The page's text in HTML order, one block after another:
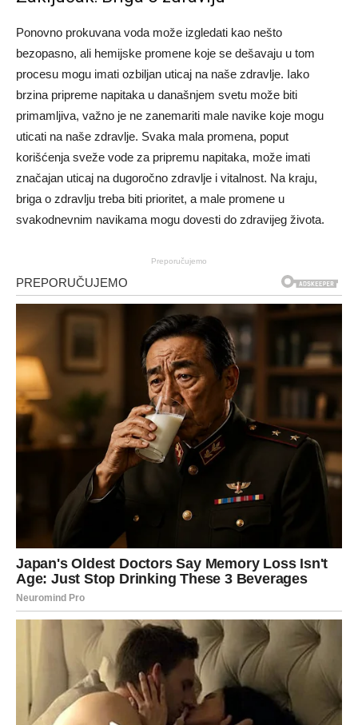
Ponovno prokuvana voda može izgledati kao nešto
bezopasno, ali hemijske promene koje se dešavaju u tom
procesu mogu imati ozbiljan uticaj na naše zdravlje. Iako
brzina pripreme napitaka u današnjem svetu može biti
primamljiva, važno je ne zanemariti male navike koje mogu
uticati na naše zdravlje. Svaka mala promena, poput
korišćenja sveže vode za pripremu napitaka, može imati
značajan uticaj na dugoročno zdravlje i vitalnost. Na kraju,
briga o zdravlju treba biti prioritet, a male promene u
svakodnevnim navikama mogu dovesti do zdravijeg života.
Preporučujemo